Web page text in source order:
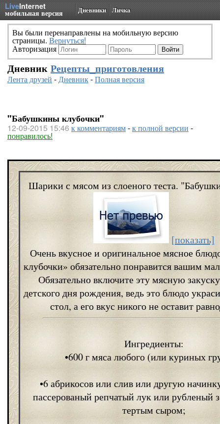
LiveInternet
мобильная версия Дневники Личка
Вы были перенаправлены на мобильную версию
страницы. Вернуться!
Авторизация
Дневник Рецепты_приготовления
Лента друзей -Дневник-Полная версия
"Бабушкины клубочки"
12-09-2015 15:46 к комментариям-к полной версии -
понравилось!
Шарики с мясом из слоеного теста.
[показать]
Очень вкусное и оригинальное мясное
клубочки» обязательно понравится вашим
Обязательно включите эту мясную
детского дня рождения, ведь это блюдо
стол, а его вкус никого не оставит
Ингредиенты:
•600 г мяса любого (или куриных
•6 абрикосов или слив или другую
пассерованый репчатый лук или рубленый
тертым сыром;